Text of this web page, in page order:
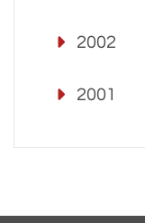
2002
2001